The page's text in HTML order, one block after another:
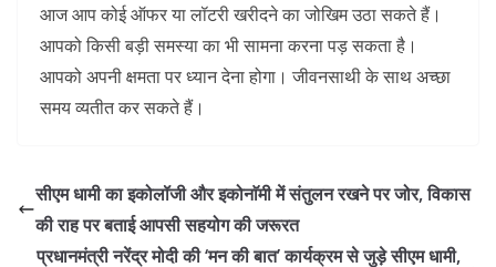
आज आप कोई ऑफर या लॉटरी खरीदने का जोखिम उठा सकते हैं।
आपको किसी बड़ी समस्या का भी सामना करना पड़ सकता है।
आपको अपनी क्षमता पर ध्यान देना होगा। जीवनसाथी के साथ अच्छा
समय व्यतीत कर सकते हैं।
सीएम धामी का इकोलॉजी और इकोनाॅमी में संतुलन रखने पर जोर, विकास
की राह पर बताई आपसी सहयोग की जरूरत
प्रधानमंत्री नरेंद्र मोदी की ‘मन की बात’ कार्यक्रम से जुड़े सीएम धामी,